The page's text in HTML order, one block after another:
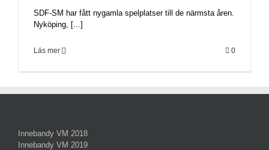
SDF-SM har fått nygamla spelplatser till de närmsta åren.
Nyköping, [...]
Läs mer 0
Innebandy VM 2018
Innebandy VM 2019